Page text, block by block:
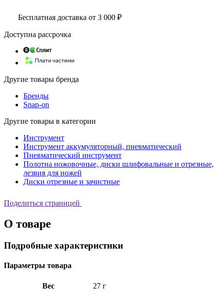
Бесплатная доставка от 3 000 ₽
Доступна рассрочка
Другие товары бренда
Бренды
Snap-on
Другие товары в категории
Инструмент
Инструмент аккумуляторный, пневматический
Пневматический инструмент
Полотна ножовочные, диски шлифовальные и отрезные,
лезвия для ножей
Диски отрезные и зачистные
Поделиться страницей
О товаре
Подробные характеристики
Параметры товара
Вес 27 г